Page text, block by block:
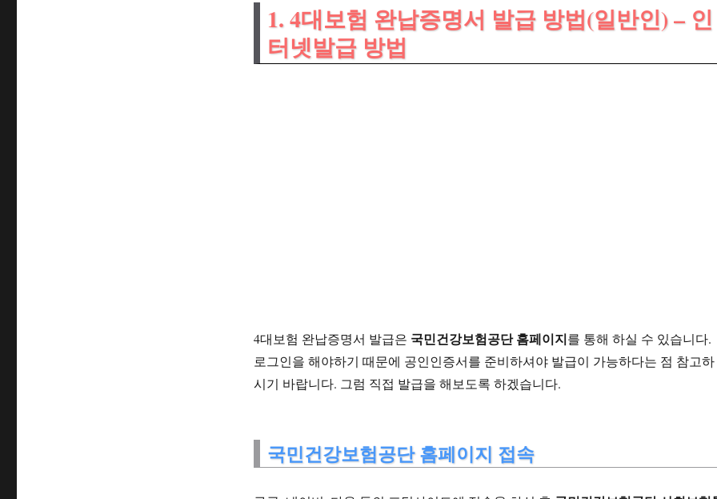
1. 4대보험 완납증명서 발급 방법(일반인) – 인
터넷발급 방법
4대보험 완납증명서 발급은 국민건강보험공단 홈페이지를 통해 하실 수 있습니다.
로그인을 해야하기 때문에 공인인증서를 준비하셔야 발급이 가능하다는 점 참고하
시기 바랍니다. 그럼 직접 발급을 해보도록 하겠습니다.
국민건강보험공단 홈페이지 접속